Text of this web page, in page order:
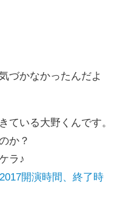
づかなかったんだよ
ている大野くんです。
か？
ラ♪
開演時間、終了時